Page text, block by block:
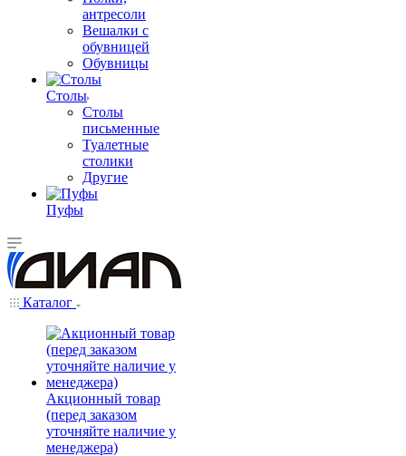
антресоли
Вешалки с
обувницей
Обувницы
Столы
Столы
письменные
Туалетные
столики
Другие
Пуфы
Каталог
Акционный товар
(перед заказом
уточняйте наличие у
менеджера)